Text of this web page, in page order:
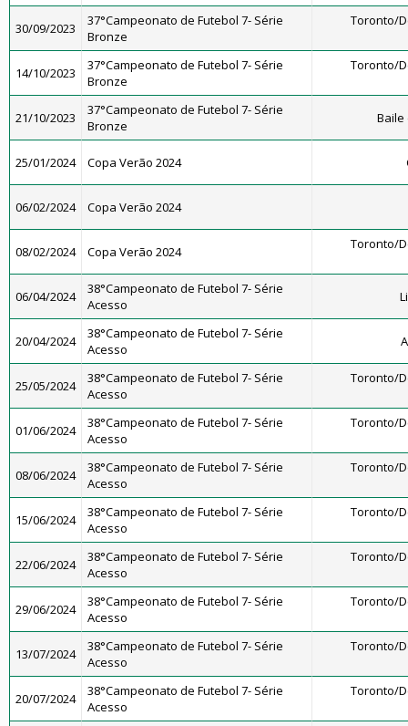
30/09/2023
37°Campeonato de Futebol 7- Série
Bronze
Toronto/
14/10/2023
37°Campeonato de Futebol 7- Série
Bronze
Toronto/
21/10/2023
37°Campeonato de Futebol 7- Série
Bronze
Baile
25/01/2024 Copa Verão 2024
06/02/2024 Copa Verão 2024
08/02/2024 Copa Verão 2024 Toronto/
06/04/2024
38°Campeonato de Futebol 7- Série
Acesso
20/04/2024
38°Campeonato de Futebol 7- Série
Acesso
25/05/2024
38°Campeonato de Futebol 7- Série
Acesso
Toronto/
01/06/2024
38°Campeonato de Futebol 7- Série
Acesso
Toronto/
08/06/2024
38°Campeonato de Futebol 7- Série
Acesso
Toronto/
15/06/2024
38°Campeonato de Futebol 7- Série
Acesso
Toronto/
22/06/2024
38°Campeonato de Futebol 7- Série
Acesso
Toronto/
29/06/2024
38°Campeonato de Futebol 7- Série
Acesso
Toronto/
13/07/2024
38°Campeonato de Futebol 7- Série
Acesso
Toronto/
20/07/2024
38°Campeonato de Futebol 7- Série
Acesso
Toronto/